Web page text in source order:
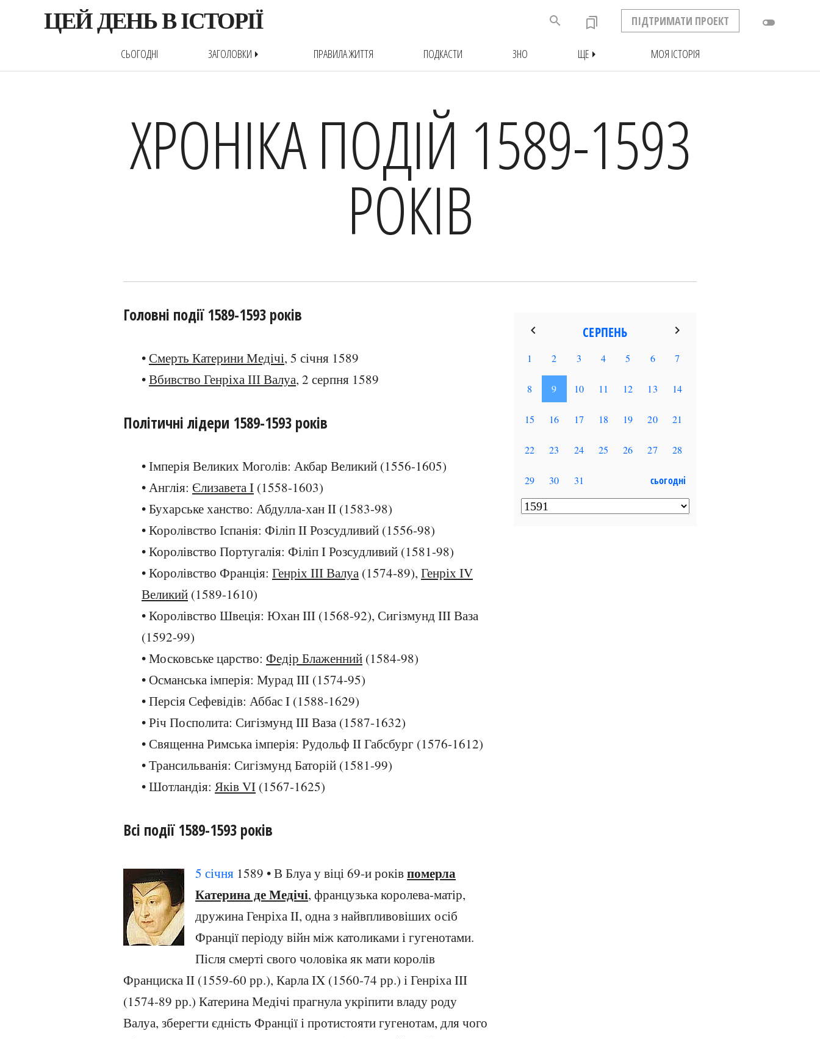
ЦЕЙ ДЕНЬ В ІСТОРІЇ toggle_off
ПІДТРИМАТИ ПРОЕКТ
bookmarks
search
СЬОГОДНІ ЗАГОЛОВКИarrow_right ПРАВИЛА ЖИТТЯ ПОДКАСТИ ЗНО ЩЕarrow_right МОЯ ІСТОРІЯ
ХРОНІКА ПОДІЙ 1589-1593
РОКІВ
Головні події 1589-1593 років
•Смерть Катерини Медічі, 5 січня 1589
•Вбивство Генріха ІІІ Валуа, 2 серпня 1589
Політичні лідери 1589-1593 років
• Імперія Великих Моголів: Акбар Великий (1556-1605)
• Англія: Єлизавета I (1558-1603)
• Бухарське ханство: Абдулла-хан II (1583-98)
• Королівство Іспанія: Філіп II Розсудливий (1556-98)
• Королівство Португалія: Філіп I Розсудливий (1581-98)
• Королівство Франція: Генріх III Валуа (1574-89), Генріх IV
Великий (1589-1610)
• Королівство Швеція: Юхан III (1568-92), Сигізмунд III Ваза
(1592-99)
• Московське царство: Федір Блаженний (1584-98)
• Османська імперія: Мурад III (1574-95)
• Персія Сефевідів: Аббас I (1588-1629)
• Річ Посполита: Сигізмунд III Ваза (1587-1632)
• Священна Римська імперія: Рудольф II Габсбург (1576-1612)
• Трансильванія: Сигізмунд Баторій (1581-99)
• Шотландія: Яків VI (1567-1625)
Всі події 1589-1593 років
5 січня 1589 • В Блуа у віці 69-и роківпомерла
Катерина де Медічі, французька королева-матір,
дружина Генріха II, одна з найвпливовіших осіб
Франції періоду війн між католиками і гугенотами.
Після смерті свого чоловіка як мати королів
Франциска II (1559-60 рр.), Карла IX (1560-74 рр.) і Генріха III
(1574-89 рр.) Катерина Медічі прагнула укріпити владу роду
Валуа, зберегти єдність Франції і протистояти гугенотам, для чого